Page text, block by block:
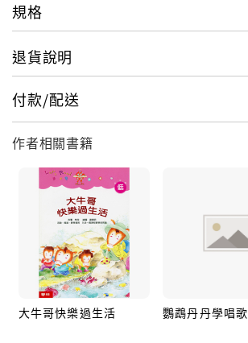
規格
退貨說明
付款/配送
作者相關書籍
大牛哥快樂過生活 鸚鵡丹丹學唱歌